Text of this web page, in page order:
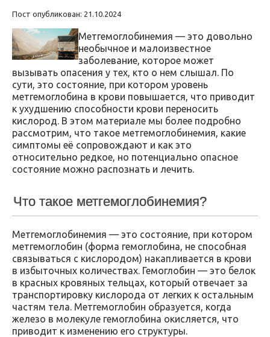
Пост опубликован: 21.10.2024
Метгемоглобинемия — это довольно
необычное и малоизвестное
заболевание, которое может
вызывать опасения у тех, кто о нем слышал. По
сути, это состояние, при котором уровень
метгемоглобина в крови повышается, что приводит
к ухудшению способности крови переносить
кислород. В этом материале мы более подробно
рассмотрим, что такое метгемоглобинемия, какие
симптомы её сопровождают и как это
относительно редкое, но потенциально опасное
состояние можно распознать и лечить.
Что такое метгемоглобинемия?
Метгемоглобинемия — это состояние, при котором
метгемоглобин (форма гемоглобина, не способная
связываться с кислородом) накапливается в крови
в избыточных количествах. Гемоглобин — это белок
в красных кровяных тельцах, который отвечает за
транспортировку кислорода от легких к остальным
частям тела. Метгемоглобин образуется, когда
железо в молекуле гемоглобина окисляется, что
приводит к изменению его структуры.